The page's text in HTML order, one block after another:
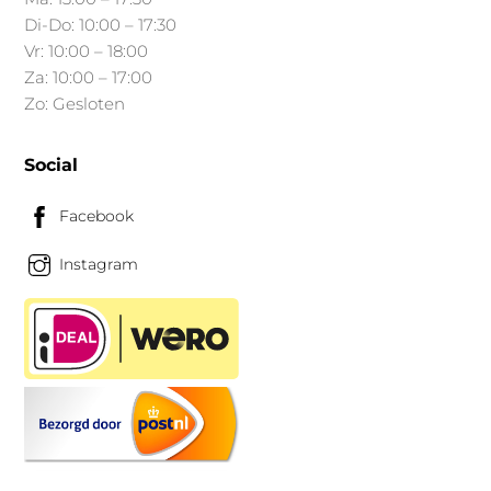
productpagina
Di-Do: 10:00 – 17:30
Vr: 10:00 – 18:00
Za: 10:00 – 17:00
Zo: Gesloten
Social
Facebook
Instagram